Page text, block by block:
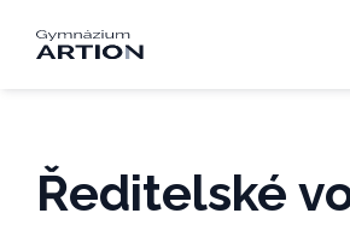
Ředitelské